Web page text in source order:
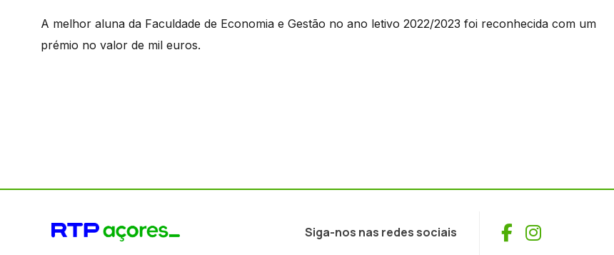
A melhor aluna da Faculdade de Economia e Gestão no ano letivo 2022/2023 foi reconhecida com um
prémio no valor de mil euros.
Siga-nos nas redes sociais Facebook
Instagram